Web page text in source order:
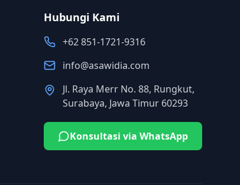
Hubungi Kami
+62 851-1721-9316
info@asawidia.com
Jl. Raya Merr No. 88, Rungkut,
Surabaya, Jawa Timur 60293
Konsultasi via WhatsApp